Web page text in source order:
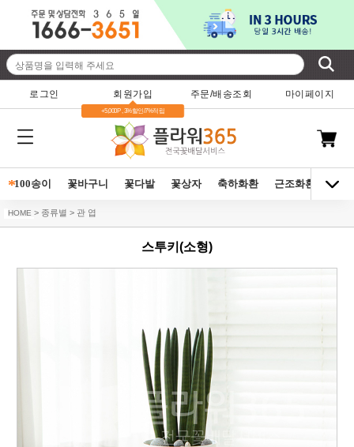
로그인 회원가입
+5,000P , 3%할인/7%적립
주문/배송조회 마이페이지
*100송이 꽃바구니 꽃다발 꽃상자 축하화환 근조화환 동양
HOME > 종류별 > 관 엽
스투키(소형)